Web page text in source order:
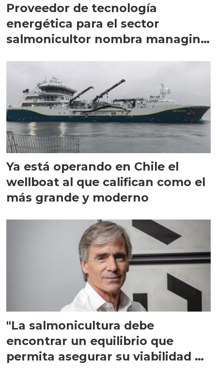
Proveedor de tecnología
energética para el sector
salmonicultor nombra managing
Ya está operando en Chile el
wellboat al que califican como el
más grande y moderno
"La salmonicultura debe
encontrar un equilibrio que
permita asegurar su viabilidad de